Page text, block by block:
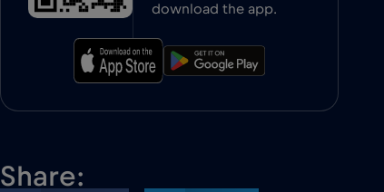
download the app.
Share: